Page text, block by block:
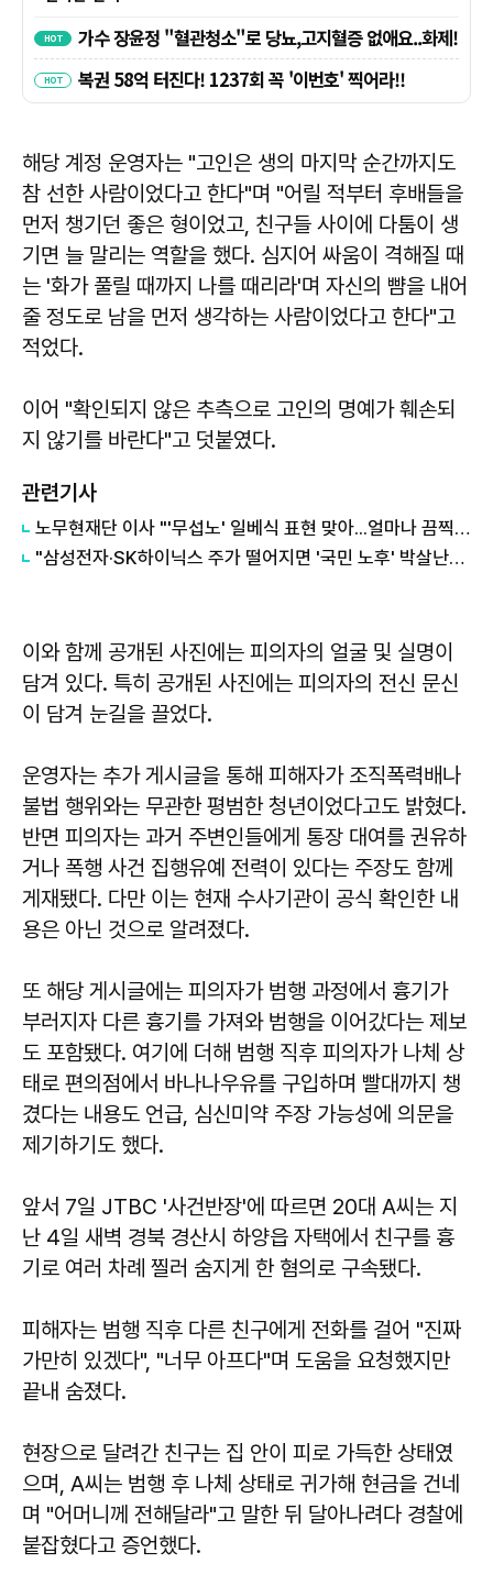
해당 계정 운영자는 "고인은 생의 마지막 순간까지도
참 선한 사람이었다고 한다"며 "어릴 적부터 후배들을
먼저 챙기던 좋은 형이었고, 친구들 사이에 다툼이 생
기면 늘 말리는 역할을 했다. 심지어 싸움이 격해질 때
는 '화가 풀릴 때까지 나를 때리라'며 자신의 뺨을 내어
줄 정도로 남을 먼저 생각하는 사람이었다고 한다"고
적었다.
이어 "확인되지 않은 추측으로 고인의 명예가 훼손되
지 않기를 바란다"고 덧붙였다.
관련기사
노무현재단 이사 "'무섭노' 일베식 표현 맞아...얼마나 끔찍한 것인지 알아야"
"삼성전자·SK하이닉스 주가 떨어지면 '국민 노후' 박살난다?"
이와 함께 공개된 사진에는 피의자의 얼굴 및 실명이
담겨 있다. 특히 공개된 사진에는 피의자의 전신 문신
이 담겨 눈길을 끌었다.
운영자는 추가 게시글을 통해 피해자가 조직폭력배나
불법 행위와는 무관한 평범한 청년이었다고도 밝혔다.
반면 피의자는 과거 주변인들에게 통장 대여를 권유하
거나 폭행 사건 집행유예 전력이 있다는 주장도 함께
게재됐다. 다만 이는 현재 수사기관이 공식 확인한 내
용은 아닌 것으로 알려졌다.
또 해당 게시글에는 피의자가 범행 과정에서 흉기가
부러지자 다른 흉기를 가져와 범행을 이어갔다는 제보
도 포함됐다. 여기에 더해 범행 직후 피의자가 나체 상
태로 편의점에서 바나나우유를 구입하며 빨대까지 챙
겼다는 내용도 언급, 심신미약 주장 가능성에 의문을
제기하기도 했다.
앞서 7일 JTBC '사건반장'에 따르면 20대 A씨는 지
난 4일 새벽 경북 경산시 하양읍 자택에서 친구를 흉
기로 여러 차례 찔러 숨지게 한 혐의로 구속됐다.
피해자는 범행 직후 다른 친구에게 전화를 걸어 "진짜
가만히 있겠다", "너무 아프다"며 도움을 요청했지만
끝내 숨졌다.
현장으로 달려간 친구는 집 안이 피로 가득한 상태였
으며, A씨는 범행 후 나체 상태로 귀가해 현금을 건네
며 "어머니께 전해달라"고 말한 뒤 달아나려다 경찰에
붙잡혔다고 증언했다.